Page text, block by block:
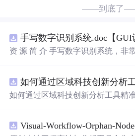
——到底了
手写数字识别系统.doc【GUI
资 源 简 介 手写数字识别系统，非
带有直观的图形用户界面（GUI）
需要将手写数字输入系统，它将立
是一个非常方便和实用的工具，你
如何通过区域科技创新分析工具精